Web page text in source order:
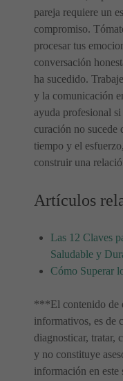
pareja requiere un
compromiso.
procesar tus
conversación
ha sucedido.
y la comunicación
ayuda profesional si
curación no sucede
tiempo y el
construir una
Artículos
Las 12 Claves
Saludable y
Cómo Superar
***El contenido de
informativos, es de
diagnosticar, tratar,
y no constituye
información en este